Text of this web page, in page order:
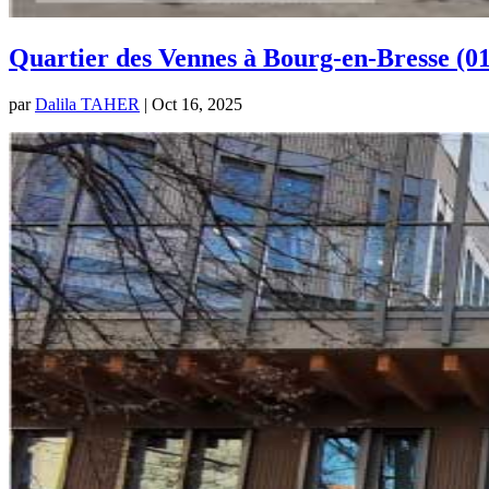
Quartier des Vennes à Bourg-en-Bresse
parDalila TAHER | Oct 16, 2025